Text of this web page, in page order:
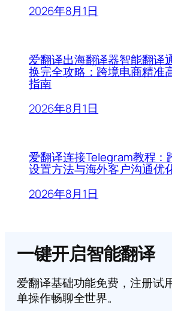
2026年8月1日
爱翻译出海翻译器智能翻译
换完全攻略：跨境电商精准
指南
2026年8月1日
爱翻译连接Telegram教程：
设置方法与海外客户沟通优
2026年8月1日
一键开启智能翻译
爱翻译基础功能免费，注册试
单操作畅聊全世界。